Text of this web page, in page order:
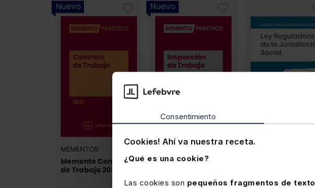
Consentimiento
Cookies! Ahí va nuestra receta.
¿Qué es una cookie?
Las cookies son pequeños fragmentos de texto
Nuevo
MEMENTOS
Memento Contrato
de Trabajo 2027
Nuevo
Memento Inspección
2028